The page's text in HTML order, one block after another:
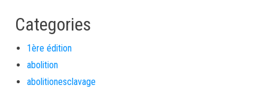
Categories
1ère édition
abolition
abolitionesclavage